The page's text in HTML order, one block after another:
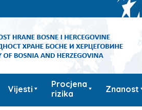
Vijesti
Procjena
rizika
Znanost